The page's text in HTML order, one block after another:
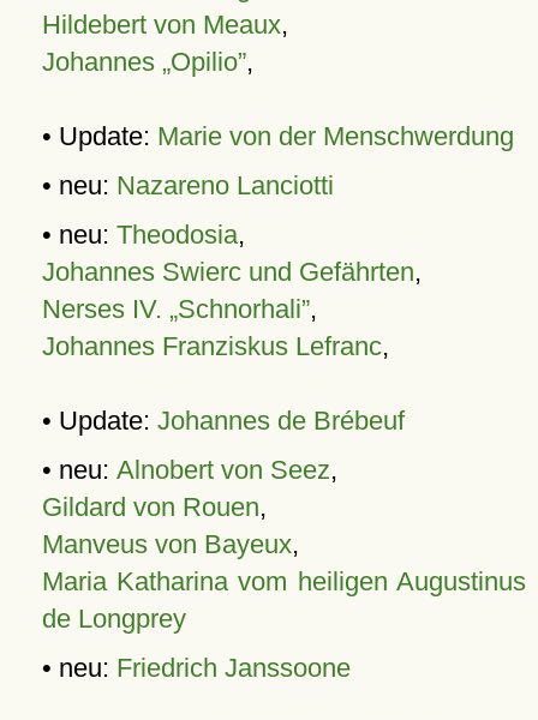
Hildebert von Meaux,
Johannes „Opilio”,
• Update: Marie von der Menschwerdung
• neu: Nazareno Lanciotti
• neu: Theodosia,
Johannes Swierc und Gefährten,
Nerses IV. „Schnorhali”,
Johannes Franziskus Lefranc,
• Update: Johannes de Brébeuf
• neu: Alnobert von Seez,
Gildard von Rouen,
Manveus von Bayeux,
Maria Katharina vom heiligen Augustinus
de Longprey
• neu: Friedrich Janssoone